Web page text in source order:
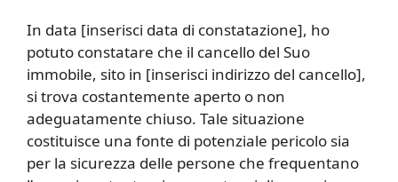
In data [inserisci data di constatazione], ho
potuto constatare che il cancello del Suo
immobile, sito in [inserisci indirizzo del cancello],
si trova costantemente aperto o non
adeguatamente chiuso. Tale situazione
costituisce una fonte di potenziale pericolo sia
per la sicurezza delle persone che frequentano